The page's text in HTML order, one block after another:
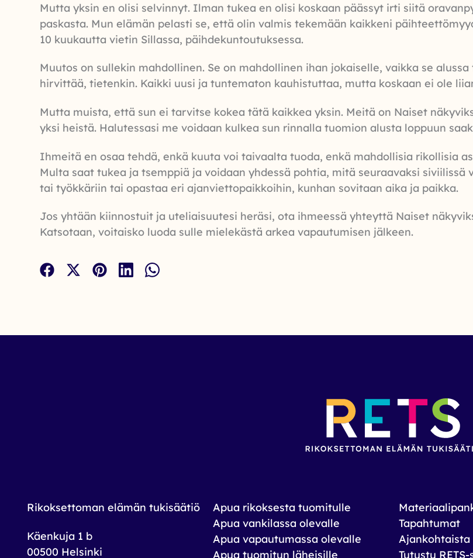
Mutta yksin en olisi selvinnyt. Ilman tukea en olisi koskaan päässyt irti siitä
paskasta. Mun elämän pelasti se, että olin valmis tekemään kaikkeni
10 kuukautta vietin Sillassa, päihdekuntoutuksessa.
Muutos on sullekin mahdollinen. Se on mahdollinen ihan jokaiselle, vaikka se
hirvittää, tietenkin. Kaikki uusi ja tuntematon kauhistuttaa, mutta koskaan ei ole
Mutta muista, että sun ei tarvitse kokea tätä kaikkea yksin. Meitä on Naiset
yksi heistä. Halutessasi me voidaan kulkea sun rinnalla tuomion alusta loppuun
Ihmeitä en osaa tehdä, enkä kuuta voi taivaalta tuoda, enkä mahdollisia rikollisia
Multa saat tukea ja tsemppiä ja voidaan yhdessä pohtia, mitä seuraavaksi siviilissä
tai työkkäriin tai opastaa eri ajanviettopaikkoihin, kunhan sovitaan aika ja paikka.
Jos yhtään kiinnostuit ja uteliaisuutesi heräsi, ota ihmeessä yhteyttä Naiset
Katsotaan, voitaisko luoda sulle mielekästä arkea vapautumisen jälkeen.
Rikoksettoman elämän tukisäätiö
Käenkuja 1 b
00500 Helsinki
Apua rikoksesta tuomitulle
Apua vankilassa olevalle
Apua vapautumassa olevalle
Apua tuomitun läheisille
Tapahtumat
Ajankohtaista
Tutustu